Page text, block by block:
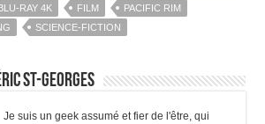
RAY 4K FILM
PACIFIC RIM
SCIENCE-FICTION
St-Georges
Je suis un geek assumé et fier de l'être, qui